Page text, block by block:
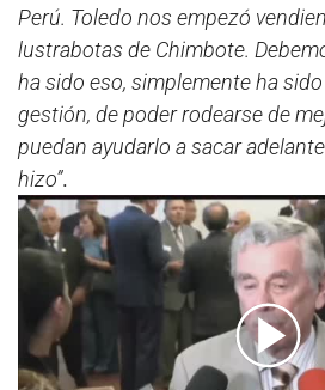
Perú. Toledo nos empezó
lustrabotas de Chimbote.
ha sido eso, simplemente ha
gestión, de poder rodearse de
puedan ayudarlo a sacar
hizo”.